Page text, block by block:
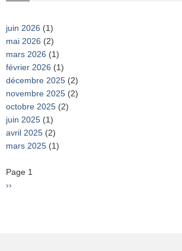
juin 2026 (1)
mai 2026 (2)
mars 2026 (1)
février 2026 (1)
décembre 2025 (2)
novembre 2025 (2)
octobre 2025 (2)
juin 2025 (1)
avril 2025 (2)
mars 2025 (1)
Pagination
Page 1
Page
››